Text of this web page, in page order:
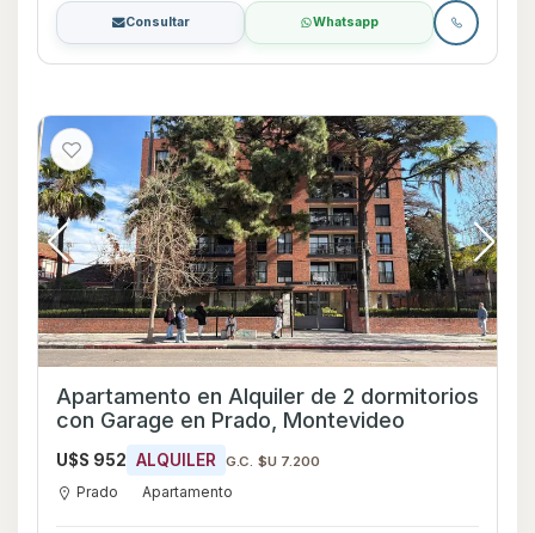
Consultar Whatsapp
Apartamento en Alquiler de 2 dormitorios
con Garage en Prado, Montevideo
U$S 952 ALQUILER G.C. $U 7.200
Prado Apartamento